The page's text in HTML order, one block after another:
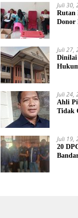
Juli 30,
Rutan
Donor
Juli 27,
Dinilai
Juli 24,
Ahli
Tidak
Juli 19,
20